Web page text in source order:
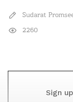
Sudarat
2260
Sign